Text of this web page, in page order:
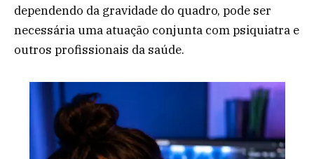
dependendo da gravidade do quadro, pode ser
necessária uma atuação conjunta com psiquiatra e
outros profissionais da saúde.